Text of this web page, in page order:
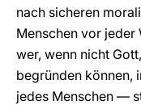
nach sicheren
Menschen vor jeder
wer, wenn nicht
begründen können,
jedes Menschen —